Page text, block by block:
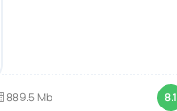
889.5 Mb 8.1